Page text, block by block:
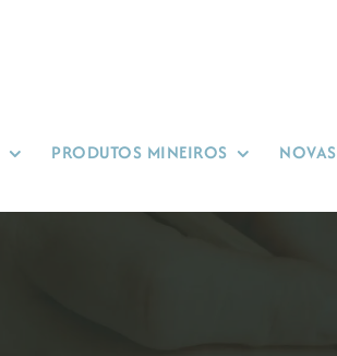
PRODUTOS MINEIROS NOVAS